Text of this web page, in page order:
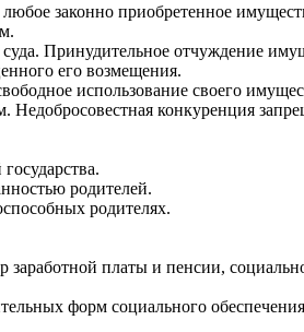
законно приобретенное
Принудительное отчуждение
его возмещения.
использование своего
Недобросовестная конкуренция
родителей.
родителях.
платы и пенсии,
форм социального